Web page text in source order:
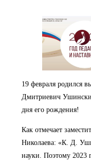
19 февраля родился
Дмитриевич
дня его рождения!
Как отмечает
Николаева: «К. Д.
науки. Поэтому 2023